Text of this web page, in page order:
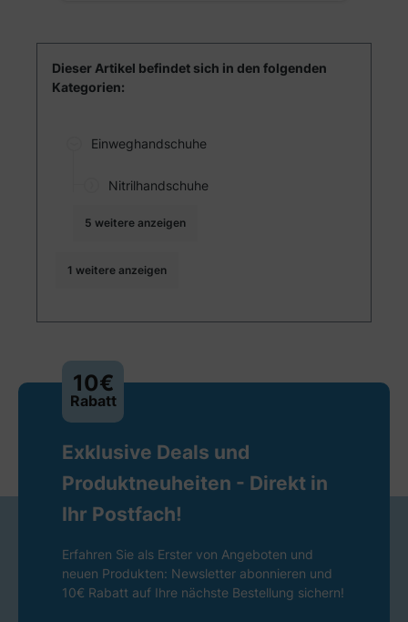
Dieser Artikel befindet sich in den folgenden
Kategorien:
Einweghandschuhe
Nitrilhandschuhe
5 weitere anzeigen
1 weitere anzeigen
10€
Rabatt
Exklusive Deals und
Produktneuheiten - Direkt in
Ihr Postfach!
Erfahren Sie als Erster von Angeboten und
neuen Produkten: Newsletter abonnieren und
10€ Rabatt auf Ihre nächste Bestellung sichern!